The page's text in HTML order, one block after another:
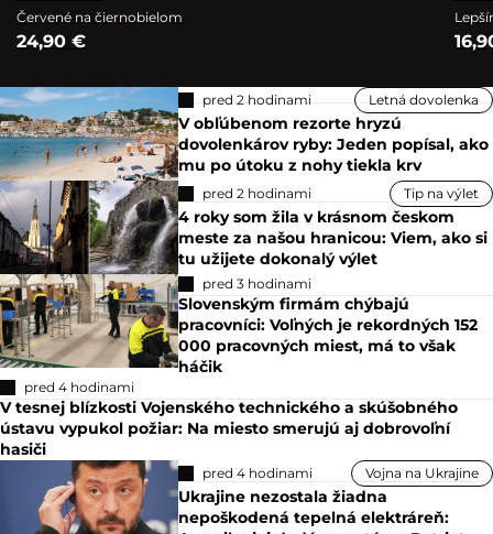
Červené na čiernobielom
24,90 €
pred 2 hodinami Letná dovolenka
V obľúbenom rezorte hryzú
dovolenkárov ryby: Jeden popísal, ako
mu po útoku z nohy tiekla krv
pred 2 hodinami Tip na výlet
4 roky som žila v krásnom českom
meste za našou hranicou: Viem, ako si
tu užijete dokonalý výlet
pred 3 hodinami
Slovenským firmám chýbajú
pracovníci: Voľných je rekordných 152
000 pracovných miest, má to však
háčik
pred 4 hodinami
V tesnej blízkosti Vojenského technického a skúšobného
ústavu vypukol požiar: Na miesto smerujú aj dobrovoľní
hasiči
pred 4 hodinami Vojna na Ukrajine
Ukrajine nezostala žiadna
nepoškodená tepelná elektráreň: